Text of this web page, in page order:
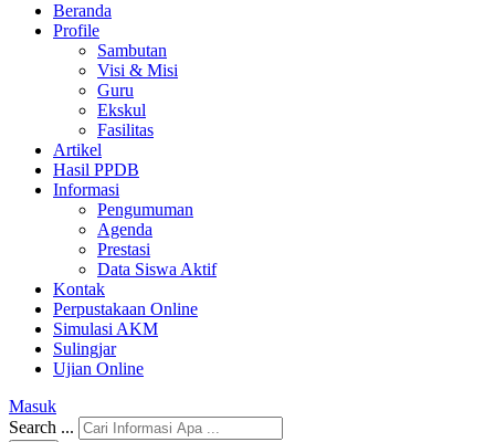
Beranda
Profile
Sambutan
Visi & Misi
Guru
Ekskul
Fasilitas
Artikel
Hasil PPDB
Informasi
Pengumuman
Agenda
Prestasi
Data Siswa Aktif
Kontak
Perpustakaan Online
Simulasi AKM
Sulingjar
Ujian Online
Masuk
Search ...